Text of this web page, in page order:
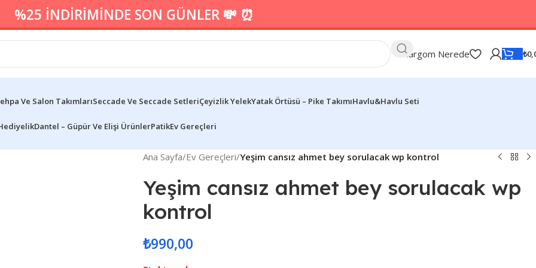
%25 İNDİRİMİNDE SON GÜNLER 💸 ⏰
Kargom Nerede ₺
Ve Salon TakımlarıSeccade Ve Seccade SetleriÇeyizlik YelekYatak Örtüsü – Pike TakımıHavlu&Havlu Seti
Dantel – Güpür Ve Elişi ÜrünlerPatikEv Gereçleri
Ana Sayfa/Ev Gereçleri/Yeşim cansız ahmet bey sorulacak wp kontrol
Yeşim cansız ahmet bey sorulacak wp
kontrol
₺990,00